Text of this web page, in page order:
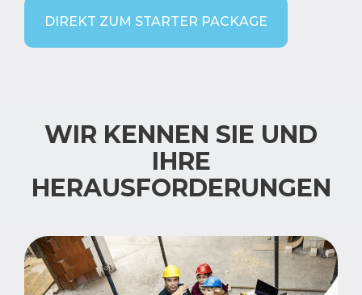
DIREKT ZUM STARTER PACKAGE
WIR KENNEN SIE UND
IHRE
HERAUSFORDERUNGEN